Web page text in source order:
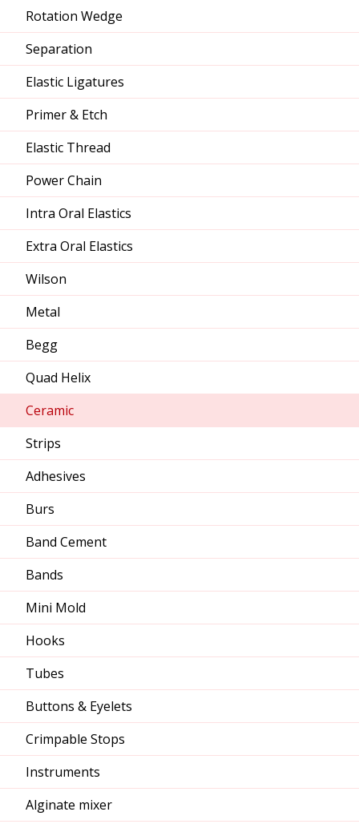
Rotation Wedge
Separation
Elastic Ligatures
Primer & Etch
Elastic Thread
Power Chain
Intra Oral Elastics
Extra Oral Elastics
Wilson
Metal
Begg
Quad Helix
Ceramic
Strips
Adhesives
Burs
Band Cement
Bands
Mini Mold
Hooks
Tubes
Buttons & Eyelets
Crimpable Stops
Instruments
Alginate mixer